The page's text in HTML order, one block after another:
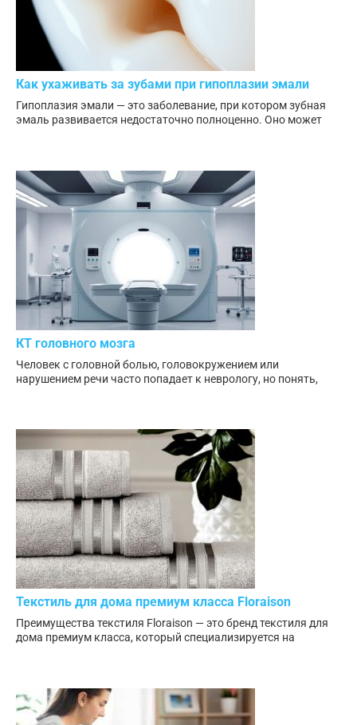
Как ухаживать за зубами при гипоплазии эмали
Гипоплазия эмали — это заболевание, при котором зубная
эмаль развивается недостаточно полноценно. Оно может
КТ головного мозга
Человек с головной болью, головокружением или
нарушением речи часто попадает к неврологу, но понять,
Текстиль для дома премиум класса Floraison
Преимущества текстиля Floraison — это бренд текстиля для
дома премиум класса, который специализируется на